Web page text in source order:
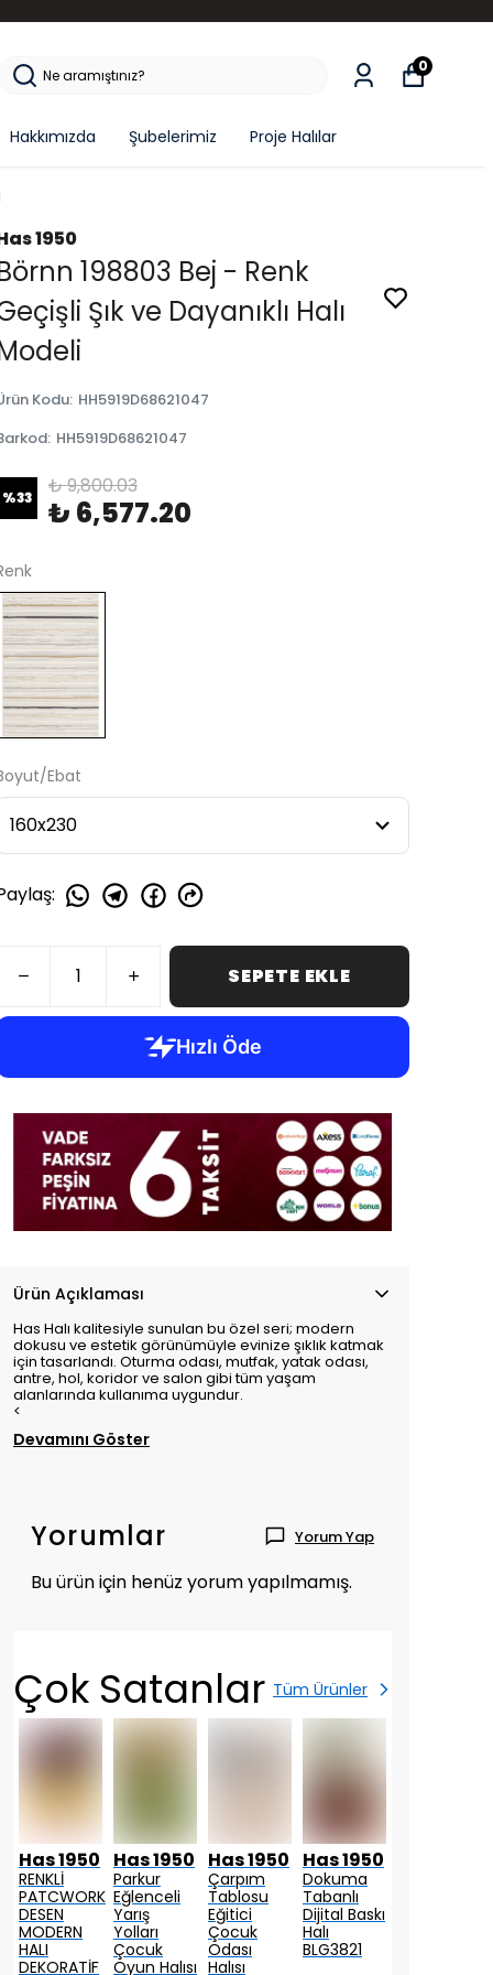
Hakkımızda Şubelerimiz Proje Halılar
0
1950
198803 Bej - Renk
Şık ve Dayanıklı Halı
Kodu: HH5919D68621047
: HH5919D68621047
%33 ₺ 9,800.03
₺ 6,577.20
Ebat
:
SEPETE EKLE
Ürün Açıklaması
Has Halı kalitesiyle sunulan bu özel seri; modern
dokusu ve estetik görünümüyle evinize şıklık katmak
için tasarlandı. Oturma odası, mutfak, yatak odası,
antre, hol, koridor ve salon gibi tüm yaşam
alanlarında kullanıma uygundur.
<
Devamını Göster
Yorumlar Yorum Yap
Bu ürün için henüz yorum yapılmamış.
Çok Satanlar Tüm Ürünler
Has 1950
RENKLİ
PATCWORK
DESEN
MODERN
HALI
DEKORATİF
Has 1950
Parkur
Eğlenceli
Yarış
Yolları
Çocuk
Oyun Halısı
Has 1950
Çarpım
Tablosu
Eğitici
Çocuk
Odası
Halısı
Has 1950
Dokuma
Tabanlı
Dijital Baskı
Halı
BLG3821